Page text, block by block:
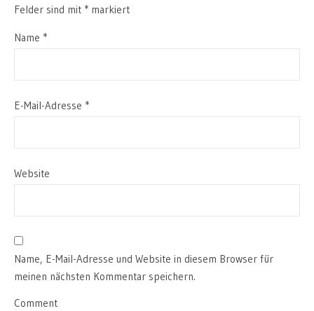
Felder sind mit * markiert
Name *
E-Mail-Adresse *
Website
Name, E-Mail-Adresse und Website in diesem Browser für
meinen nächsten Kommentar speichern.
Comment